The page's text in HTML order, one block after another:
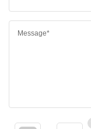
Message*